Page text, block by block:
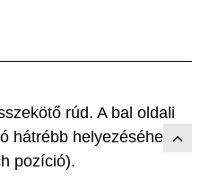
rúd. A bal oldali
hátrébb helyezéséhez
pozíció).